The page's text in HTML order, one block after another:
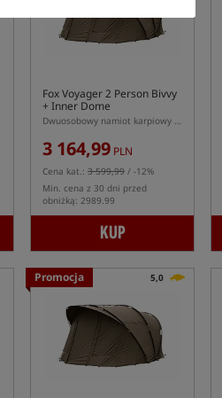
Fox Voyager 2 Person Bivvy
+ Inner Dome
Dwuosobowy namiot karpiowy w komplecie z kapsułą wewnętrzną
3 164,99 PLN
Cena kat.: 3 599,99 / -12%
Min. cena z 30 dni przed
obniżką: 2989.99
KUP
Promocja 5,0